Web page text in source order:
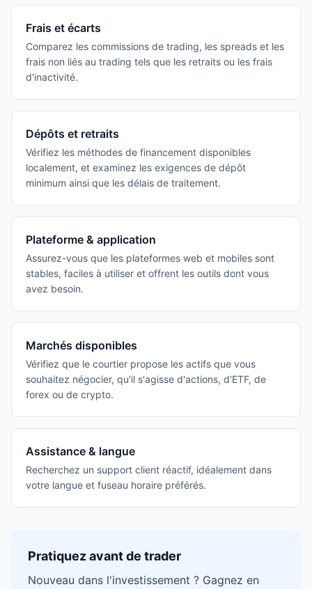
Frais et écarts
Comparez les commissions de trading, les spreads et les
frais non liés au trading tels que les retraits ou les frais
d'inactivité.
Dépôts et retraits
Vérifiez les méthodes de financement disponibles
localement, et examinez les exigences de dépôt
minimum ainsi que les délais de traitement.
Plateforme & application
Assurez-vous que les plateformes web et mobiles sont
stables, faciles à utiliser et offrent les outils dont vous
avez besoin.
Marchés disponibles
Vérifiez que le courtier propose les actifs que vous
souhaitez négocier, qu'il s'agisse d'actions, d'ETF, de
forex ou de crypto.
Assistance & langue
Recherchez un support client réactif, idéalement dans
votre langue et fuseau horaire préférés.
Pratiquez avant de trader
Nouveau dans l'investissement ? Gagnez en